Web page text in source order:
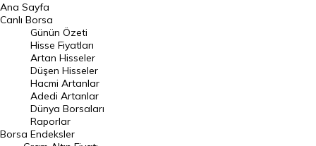
BIST 100 Hisseleri
En Çok Artan Hisseler
En Çok Düşen Hisseler
Hacmi Artanlar
Geçmiş Kapanışlar
Dünya Borsaları
Ana Sayfa
Canlı Borsa
Borsa
Günün Özeti
Hisse Fiyatları
Artan Hisseler
Düşen Hisseler
Hacmi Artanlar
Adedi Artanlar
Dünya Borsaları
Raporlar
Endeksler